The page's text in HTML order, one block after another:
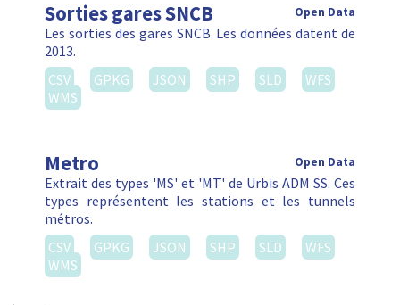
Sorties gares SNCB Open Data
Les sorties des gares SNCB. Les données datent de
2013.
CSV
GPKG JSON SHP SLD
WFS
WMS
Metro Open Data
Extrait des types 'MS' et 'MT' de Urbis ADM SS. Ces
types représentent les stations et les tunnels
métros.
CSV
GPKG JSON SHP SLD
WFS
WMS